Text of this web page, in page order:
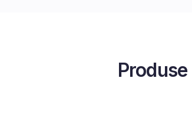
Produse